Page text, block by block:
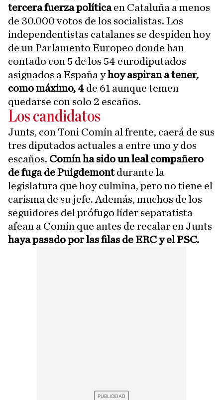
tercera fuerza políticaen Cataluña a menos
de 30.000 votos de los socialistas. Los
independentistas catalanes se despiden hoy
de un Parlamento Europeo donde han
contado con 5 de los 54 eurodiputados
asignados a España yhoy aspiran a tener,
como máximo, 4 de 61 aunque temen
quedarse con solo 2 escaños.
Los candidatos
Junts, con Toni Comín al frente, caerá de sus
tres diputados actuales a entre uno y dos
escaños. Comín ha sido un leal compañero
de fuga de Puigdemontdurante la
legislatura que hoy culmina, pero no tiene el
carisma de su jefe. Además, muchos de los
seguidores del prófugo líder separatista
afean a Comín que antes de recalar en Junts
haya pasado por las filas de ERC y el PSC.